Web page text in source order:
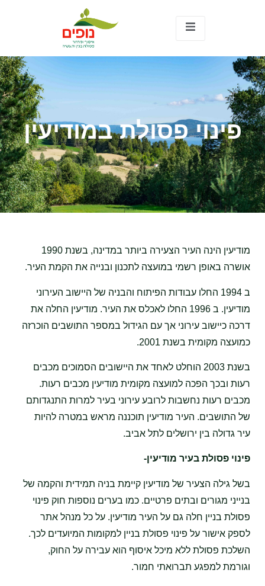
פינוי פסולת במודיעין
מודיעין הינה העיר הצעירה ביותר במדינה, בשנת 1990
אושרה באופן רשמי במועצה לתכנון ובנייה את הקמת העיר.
ב 1994 החלו עבודות הפיתוח והבניה של היישוב העירוני
מודיעין. ב 1996 החלו לאכלס את העיר. מודיעין החלה את
דרכה כיישוב עירוני אך עם הגידול במספר התושבים הוכרזה
כמועצה מקומית בשנת 2001.
בשנת 2003 הוחלט לאחד את היישובים הסמוכים מכבים
רעות ובכך הפכה למועצה מקומית מודיעין מכבים רעות.
מכבים רעות נחשבות לרובע עירוני בעיר למרות התנגדותם
של התושבים. העיר מודיעין תוכננה מראש במטרה להיות
עיר גדולה בין ירושלים לתל אביב.
פינוי פסולת בעיר מודיעין-
בשל גילה הצעיר של מודיעין קיימת בניה תמידית והקמה של
בנייני מגורים ובתים פרטיים. כמו בערים נוספות חוק פינוי
פסולת בניין חלה גם על העיר מודיעין. על כל מנהל אתר
לספק אישור על פינוי פסולת בניין למקומות המיועדים לכך.
השלכת פסולת ללא מיכל איסוף הוא עבירה על החוק,
וגורמת למפגע תברואתי חמור.